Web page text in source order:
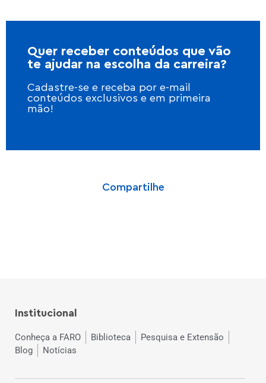
Quer receber conteúdos que vão
te ajudar na escolha da carreira?
Cadastre-se e receba por e-mail
conteúdos exclusivos e em primeira
mão!
Compartilhe
Institucional
Conheça a FARO Biblioteca
Pesquisa e Extensão
Blog
Notícias